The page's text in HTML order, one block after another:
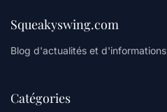
Squeakyswing.com
Blog d'actualités et d'informations
Catégories